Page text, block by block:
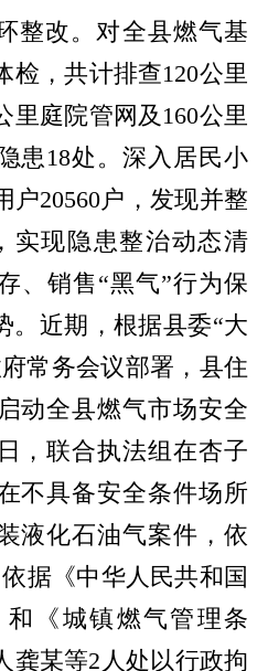
整改。对全县燃气基
检，共计排查120公里
里庭院管网及160公里
患18处。深入居民小
户20560户，发现并整
实现隐患整治动态清
、销售“黑气”行为保
。近期，根据县委“大
常务会议部署，县住
动全县燃气市场安全
，联合执法组在杏子
不具备安全条件场所
液化石油气案件，依
据《中华人民共和国
《城镇燃气管理条
龚某等2人处以行政拘